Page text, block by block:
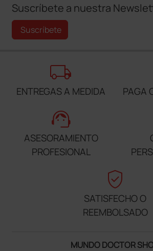
Suscríbete a nuestra
Suscríbete
local_shipping
ENTREGAS A MEDIDA PAGA
support_agent
ASESORAMIENTO
PROFESIONAL
verified_user
SATISFECHO O
REEMBOLSADO
MUNDO DOCTOR